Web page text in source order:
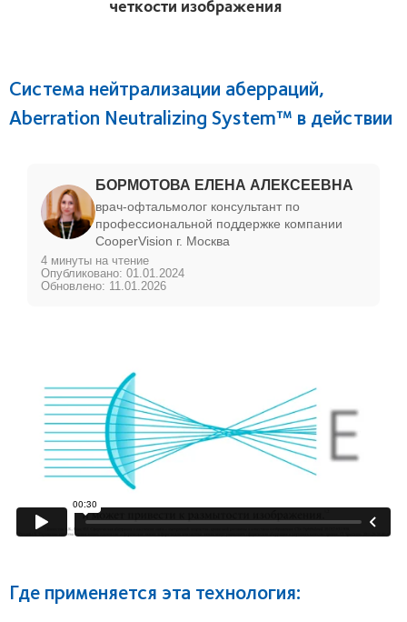
четкости изображения
Система нейтрализации аберраций,
Aberration Neutralizing System™ в действии
БОРМОТОВА ЕЛЕНА АЛЕКСЕЕВНА
врач-офтальмолог консультант по
профессиональной поддержке компании
CooperVision г. Москва
4 минуты на чтение
Опубликовано: 01.01.2024
Обновлено: 11.01.2026
Где применяется эта технология: